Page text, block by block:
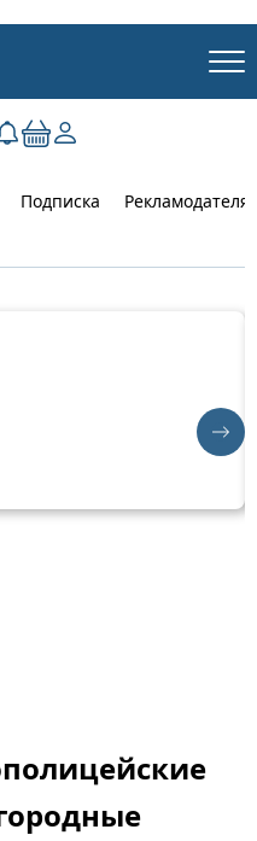
Подписка